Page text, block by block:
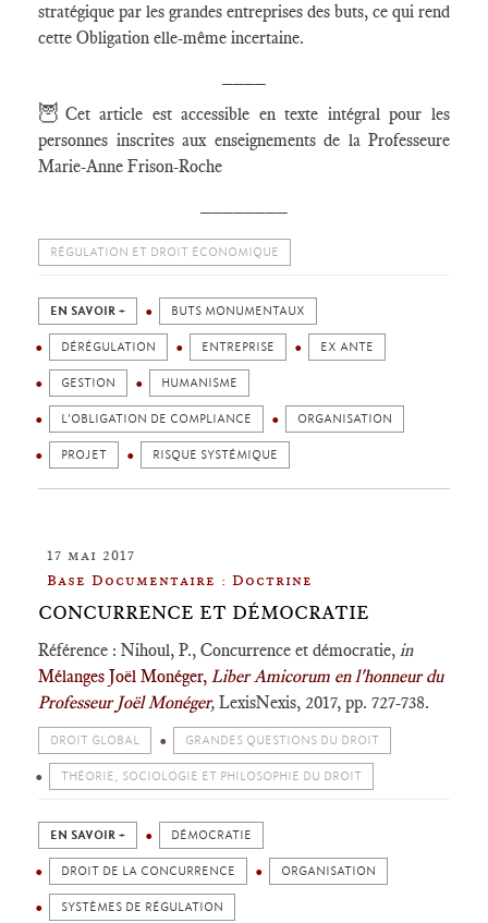
stratégique par les grandes entreprises des buts, ce qui rend
cette Obligation elle-même incertaine.
🦉 Cet article est accessible en texte intégral pour les
personnes inscrites aux enseignements de la Professeure
Marie-Anne Frison-Roche
RÉGULATION ET DROIT ÉCONOMIQUE
EN SAVOIR + BUTS MONUMENTAUX
DÉRÉGULATION ENTREPRISE EX ANTE
GESTION HUMANISME
L'OBLIGATION DE COMPLIANCE ORGANISATION
PROJET RISQUE SYSTÉMIQUE
17 mai 2017
Base Documentaire : Doctrine
CONCURRENCE ET DÉMOCRATIE
Référence : Nihoul, P., Concurrence et démocratie, in
Mélanges Joël Monéger, Liber Amicorum en l'honneur du
Professeur Joël Monéger, LexisNexis, 2017, pp. 727-738.
DROIT GLOBAL GRANDES QUESTIONS DU DROIT
THÉORIE, SOCIOLOGIE ET PHILOSOPHIE DU DROIT
EN SAVOIR + DÉMOCRATIE
DROIT DE LA CONCURRENCE ORGANISATION
SYSTÈMES DE RÉGULATION